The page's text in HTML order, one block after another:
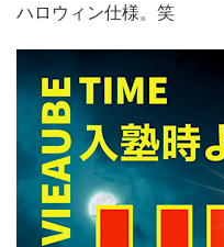
ハロウィン仕様。笑